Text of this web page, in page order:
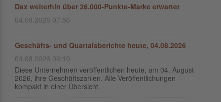
Dax weiterhin über 26.000-Punkte-Marke erwartet
04.08.2026 07:56
Geschäfts- und Quartalsberichte heute, 04.08.2026
04.08.2026 06:10
Diese Unternehmen veröffentlichen heute, am 04. August
2026, ihre Geschäftszahlen. Alle Veröffentlichungen
kompakt in einer Übersicht.